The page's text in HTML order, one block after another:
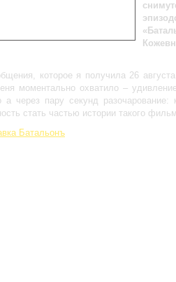
которое я получила 26
моментально охватило –
а через пару секунд
стать частью истории такого